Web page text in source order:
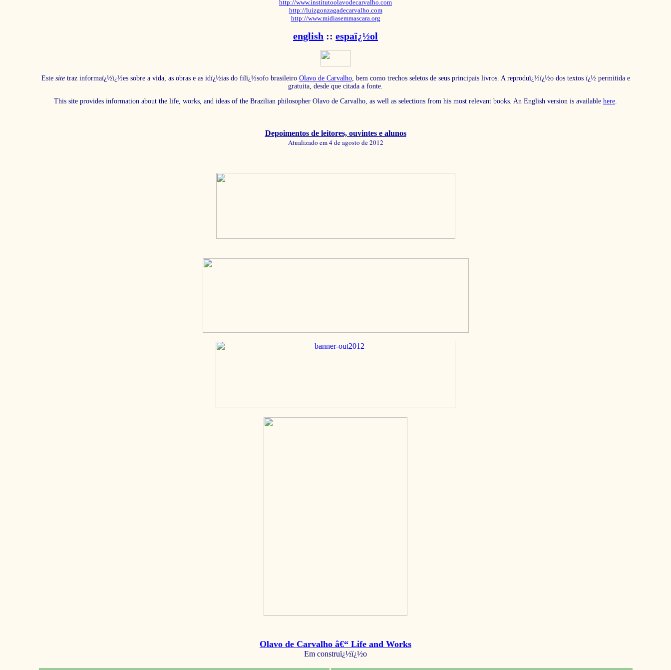
http://www.institutoolavodecarvalho.com
http://luizgonzagadecarvalho.com
http://www.midiasemmascara.org
english :: espaï¿½ol
Este sitetraz informaï¿½ï¿½es sobre a vida, as obras e as idï¿½ias do filï¿½sofo brasileiro Olavo de Carvalho, bem como trechos seletos de seus principais livros. A reproduï¿½ï¿½o dos textos ï¿½ permitida e
gratuita, desde que citada a fonte.
This site provides information about the life, works, and ideas of the Brazilian philosopher Olavo de Carvalho, as well as selections from his most relevant books. An English version is available here.
Depoimentos de leitores, ouvintes e alunos
Atualizado em 4 de agosto de 2012
Olavo de Carvalho â€“ Life and Works
Em construï¿½ï¿½o